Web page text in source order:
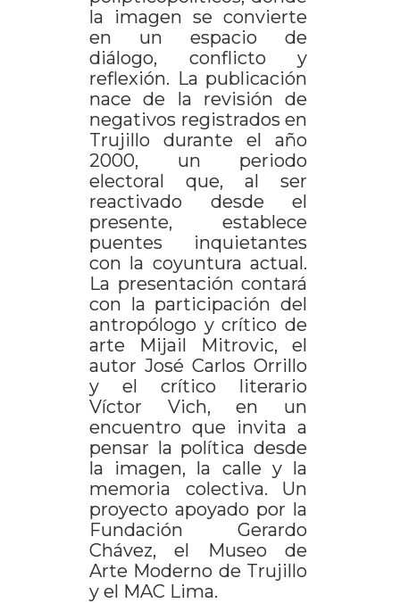
la imagen se convierte
en un espacio de
diálogo, conflicto y
reflexión. La publicación
nace de la revisión de
negativos registrados en
Trujillo durante el año
2000, un periodo
electoral que, al ser
reactivado desde el
presente, establece
puentes inquietantes
con la coyuntura actual.
La presentación contará
con la participación del
antropólogo y crítico de
arte Mijail Mitrovic, el
autor José Carlos Orrillo
y el crítico literario
Víctor Vich, en un
encuentro que invita a
pensar la política desde
la imagen, la calle y la
memoria colectiva. Un
proyecto apoyado por la
Fundación Gerardo
Chávez, el Museo de
Arte Moderno de Trujillo
y el MAC Lima.